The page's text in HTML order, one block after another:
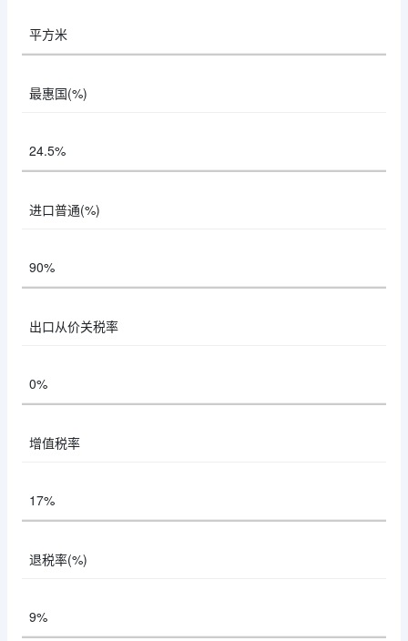
平方米
最惠国(%)
24.5%
进口普通(%)
90%
出口从价关税率
0%
增值税率
17%
退税率(%)
9%